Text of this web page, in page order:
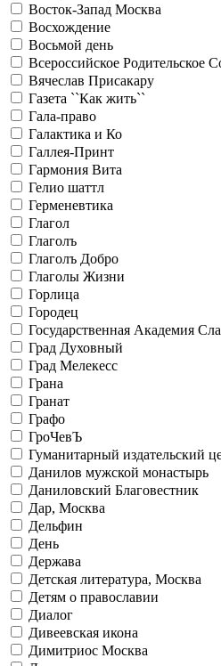
Восток-Запад Москва
Восхождение
Восьмой день
Всероссийское Родительское
Вячеслав Присакару
Газета ``Как жить``
Гала-право
Галактика и Ко
Галлея-Принт
Гармония Вита
Гелио шаттл
Герменевтика
Глагол
Глаголъ
Глаголъ Добро
Глаголы Жизни
Горлица
Городец
Государственная Академия
Град Духовный
Град Мелекесс
Грана
Гранат
Графо
ГроЧевЪ
Гуманитарный издательский
Данилов мужской монастырь
Даниловский Благовестник
Дар, Москва
Дельфин
День
Держава
Детская литература, Москва
Детям о православии
Диалог
Дивеевская икона
Димитриос Москва